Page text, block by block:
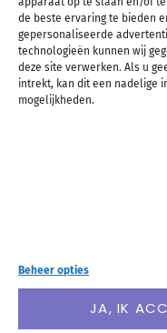
de beste ervaring te bieden
gepersonaliseerde
technologieën kunnen wij
deze site verwerken. Als u
intrekt, kan dit een nadelige
mogelijkheden.
Beheer opties
JA, IK